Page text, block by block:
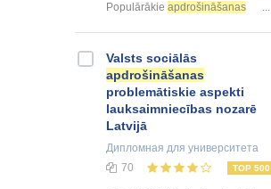
Populārākie apdrošināšanas ...
Valsts sociālās
apdrošināšanas
problemātiskie aspekti
lauksaimniecības nozarē
Latvijā
Дипломная для университета
70
TOP 500